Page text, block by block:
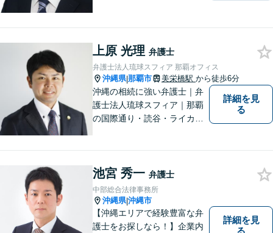
い！
上原 光理 弁護士
弁護士法人琉球スフィア 那覇オフィス
沖縄県|那覇市 美栄橋駅 から徒歩6分
沖縄の相続に強い弁護士｜弁
護士法人琉球スフィア｜那覇
の国際通り・読谷・ライカム
す。お気軽にご連絡くださ
い！
詳細を見
る
池宮 秀一 弁護士
中部総合法律事務所
沖縄県|沖縄市
【沖縄エリアで経験豊富な弁
護士をお探しなら！】企業内
詳細を見
る